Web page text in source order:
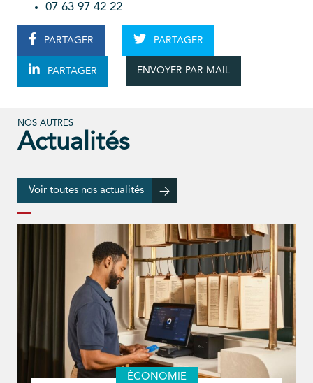
07 63 97 42 22
PARTAGER PARTAGER
PARTAGER ENVOYER PAR MAIL
NOS AUTRES
Actualités
Voir toutes nos actualités
ÉCONOMIE